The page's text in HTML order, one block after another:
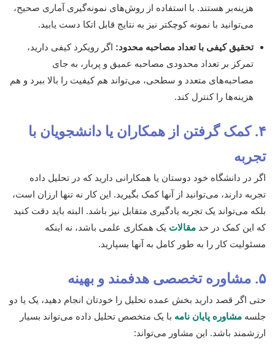
هزینه‌بر هستند. با استفاده از روش‌های نمونه‌گیری آماری صحیح،
می‌توانید با نمونه کوچکتر نیز به نتایج قابل اتکا دست یابید.
تحقیق کیفی با تعداد مصاحبه محدود: اگر رویکرد کیفی دارید،
تمرکز بر تعداد محدودی مصاحبه عمیق و پربار، به جای
مصاحبه‌های متعدد و سطحی، می‌تواند هم کیفیت را بالا ببرد و هم
هزینه‌ها را کنترل کند.
۴. کمک گرفتن از همکاران یا دانشجویان با
تجربه
اگر در دانشگاه خود دوستان یا همکارانی دارید که در تحلیل داده
تجربه دارند، می‌توانید از آنها کمک بگیرید. این کار نه تنها ارزان است،
بلکه می‌تواند یک تجربه یادگیری متقابل نیز باشد. البته باید دقت کنید
که این کمک در حد مقالات یک همکاری علمی باشد، نه اینکه
مسئولیت کار را به طور کامل به آنها بسپارید.
۵. مشاوره تخصصی هدفمند و بهینه
حتی اگر قصد دارید بخش عمده تحلیل را خودتان انجام دهید، یک یا دو
جلسه مشاوره پایان نامه با یک متخصص تحلیل داده می‌تواند بسیار
ارزشمند باشد. این مشاور می‌تواند: